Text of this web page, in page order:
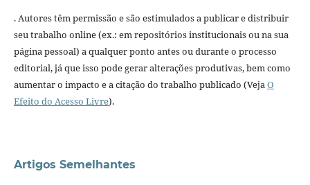
. Autores têm permissão e são estimulados a publicar e distribuir
seu trabalho online (ex.: em repositórios institucionais ou na sua
página pessoal) a qualquer ponto antes ou durante o processo
editorial, já que isso pode gerar alterações produtivas, bem como
aumentar o impacto e a citação do trabalho publicado (VejaO
Efeito do Acesso Livre).
Artigos Semelhantes